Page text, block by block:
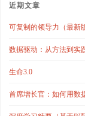
近期文章
可复制的领导力（最新
数据驱动：从方法到实
生命3.0
首席增长官：如何用数